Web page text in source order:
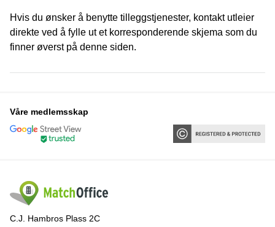
Hvis du ønsker å benytte tilleggstjenester, kontakt utleier
direkte ved å fylle ut et korresponderende skjema som du
finner øverst på denne siden.
Våre medlemsskap
C.J. Hambros Plass 2C